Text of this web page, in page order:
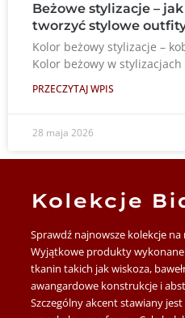
Beżowe stylizacje –
tworzyć stylowe
Kolor beżowy stylizacje –
Kolor beżowy w
PRZECZYTAJ WPIS
28 maja 2026
Kolekcje
Sprawdź najnowsze kolekcje
Wyjątkowe produkty wykonane
tkanin takich jak wiskoza,
awangardowe konstrukcje i
Szczególny akcent stawiany